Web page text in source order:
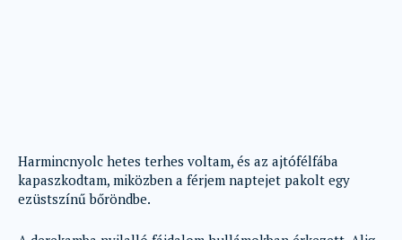
Harmincnyolc hetes terhes voltam, és az ajtófélfába
kapaszkodtam, miközben a férjem naptejet pakolt egy
ezüstszínű bőröndbe.